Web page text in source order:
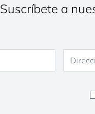
Suscríbete a